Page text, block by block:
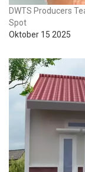
DWTS Producers
Spot
Oktober 15 2025